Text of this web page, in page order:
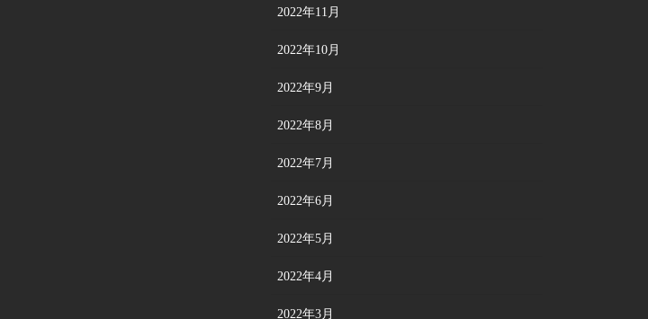
2022年11月
2022年10月
2022年9月
2022年8月
2022年7月
2022年6月
2022年5月
2022年4月
2022年3月